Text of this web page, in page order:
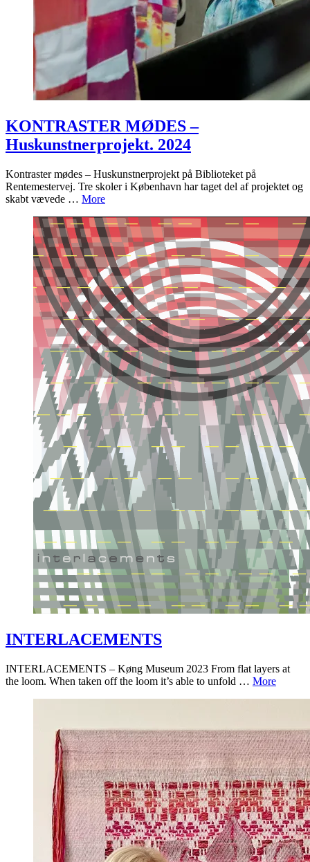
KONTRASTER MØDES –
Huskunstnerprojekt. 2024
Kontraster mødes – Huskunstnerprojekt på Biblioteket på
Rentemestervej. Tre skoler i København har taget del af projektet og
skabt vævede … More
INTERLACEMENTS
INTERLACEMENTS – Køng Museum 2023 From flat layers at
the loom. When taken off the loom it’s able to unfold … More